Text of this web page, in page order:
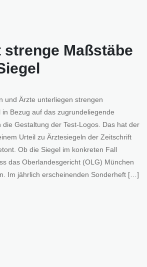
strenge Maßstäbe
und Ärzte unterliegen strengen
Bezug auf das zugrundeliegende
die Gestaltung der Test-Logos. Das hat der
Urteil zu Ärztesiegeln der Zeitschrift
Ob die Siegel im konkreten Fall
das Oberlandesgericht (OLG) München
Im jährlich erscheinenden Sonderheft […]